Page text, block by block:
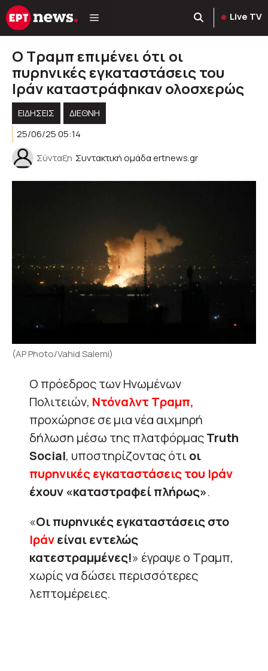
Μετάβαση
σε
Live TV
Ο Τραμπ επιμένει ότι οι
πυρηνικές εγκαταστάσεις του
Ιράν καταστράφηκαν ολοσχερώς
ΕΙΔΗΣΕΙΣ
ΔΙΕΘΝΗ
25/06/25 05:14
Σύνταξη Συντακτική ομάδα ertnews.gr
(AP Photo/Vahid Salemi)
Ο πρόεδρος των Ηνωμένων
Πολιτειών, Ντόναλντ Τραμπ,
προχώρησε σε μια νέα αιχμηρή
δήλωση μέσω της πλατφόρμαςTruth
Social, υποστηρίζοντας ότι οι
πυρηνικές εγκαταστάσεις του Ιράν
έχουν «καταστραφεί πλήρως».
«Οι πυρηνικές εγκαταστάσεις στο
Ιράνείναι εντελώς
κατεστραμμένες!» έγραψε ο Τραμπ,
χωρίς να δώσει περισσότερες
λεπτομέρειες.